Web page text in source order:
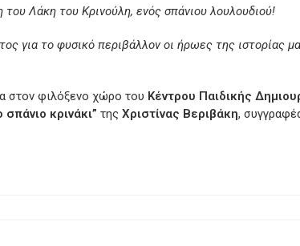
Λάκη του Κρινούλη, ενός σπάνιου λουλουδιού!
για το φυσικό περιβάλλον οι ήρωες της ιστορίας
στον φιλόξενο χώρο του Κέντρου Παιδικής
σπάνιο κρινάκι” της Χριστίνας Βεριβάκη,